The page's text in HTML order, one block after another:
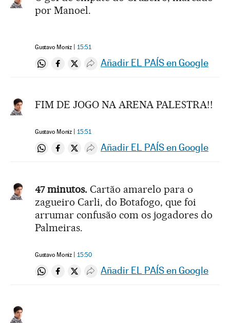
por Manoel.
Gustavo Moniz 15:51
Compartir en Whatsapp
Compartir en Facebook
Compartir en Twitter
Desplegar Redes Sociales
Añadir EL PAÍS en Google
FIM DE JOGO NA ARENA PALESTRA!!
Gustavo Moniz 15:51
Compartir en Whatsapp
Compartir en Facebook
Compartir en Twitter
Desplegar Redes Sociales
Añadir EL PAÍS en Google
47 minutos. Cartão amarelo para o
zagueiro Carli, do Botafogo, que foi
arrumar confusão com os jogadores do
Palmeiras.
Gustavo Moniz 15:50
Compartir en Whatsapp
Compartir en Facebook
Compartir en Twitter
Desplegar Redes Sociales
Añadir EL PAÍS en Google